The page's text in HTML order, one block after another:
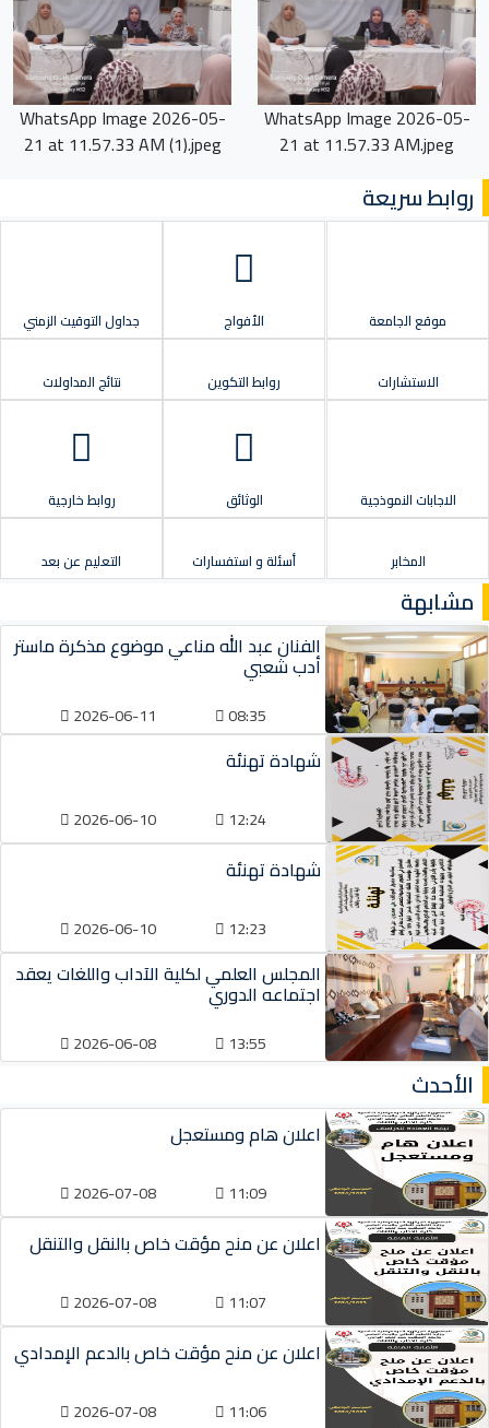
WhatsApp Image 2026-05-
21 at 11.57.33 AM.jpeg
WhatsApp Image 2026-05-
21 at 11.57.33 AM (1).jpeg
روابط سريعة
موقع الجامعة الأفواج جداول التوقيت الزمني
الاستشارات روابط التكوين نتائج المداولات
الاجابات النموذجية الوثائق روابط خارجية
المخابر أسئلة و استفسارات التعليم عن بعد
مشابهة
الفنان عبد الله مناعي موضوع مذكرة ماستر
أدب شعبي
08:35
2026-06-11
شهادة تهنئة
12:24
2026-06-10
شهادة تهنئة
12:23
2026-06-10
المجلس العلمي لكلية الآداب واللغات يعقد
اجتماعه الدوري
13:55
2026-06-08
الأحدث
اعلان هام ومستعجل
11:09
2026-07-08
اعلان عن منح مؤقت خاص بالنقل والتنقل
11:07
2026-07-08
اعلان عن منح مؤقت خاص بالدعم الإمدادي
11:06
2026-07-08